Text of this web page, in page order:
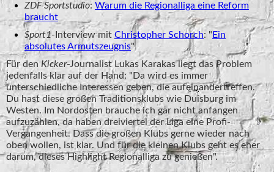
ZDF Sportstudio: Warum die Regionalliga eine Reform
braucht
Sport1-Interview mit Christopher Schorch: " Ein
absolutes Armutszeugnis"
Für denKicker-Journalist Lukas Karakas liegt das Problem
jedenfalls klar auf der Hand: "Da wird es immer
unterschiedliche Interessen geben, die aufeinandertreffen.
Du hast diese großen Traditionsklubs wie Duisburg im
Westen. Im Nordosten brauche ich gar nicht anfangen
aufzuzählen, da haben dreiviertel der Liga eine Profi-
Vergangenheit. Dass die großen Klubs gerne wieder nach
oben wollen, ist klar. Und für die kleinen Klubs geht es eher
darum, dieses Highlight Regionalliga zu genießen".